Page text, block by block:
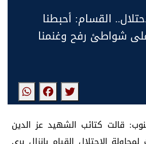
القسام: أحبطنا
شواطئ رفح وغنمنا
قالت كتائب الشهيد عز الدين